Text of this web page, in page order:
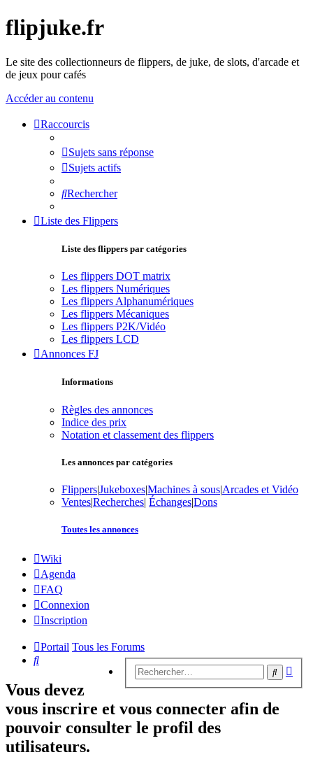
flipjuke.fr
Le site des collectionneurs de flippers, de juke, de slots, d'arcade et
de jeux pour cafés
Accéder au contenu
Raccourcis
Sujets sans réponse
Sujets actifs
Rechercher
Liste des Flippers
Liste des flippers par catégories
Les flippers DOT matrix
Les flippers Numériques
Les flippers Alphanumériques
Les flippers Mécaniques
Les flippers P2K/Vidéo
Les flippers LCD
Annonces FJ
Informations
Règles des annonces
Indice des prix
Notation et classement des flippers
Les annonces par catégories
Flippers|Jukeboxes|Machines à sous|Arcades et Vidéo
Ventes|Recherches| Échanges|Dons
Toutes les annonces
Wiki
Agenda
FAQ
Connexion
Inscription
Portail Tous les Forums
Rechercher
Vous devez
vous inscrire et vous connecter afin de
pouvoir consulter le profil des
utilisateurs.